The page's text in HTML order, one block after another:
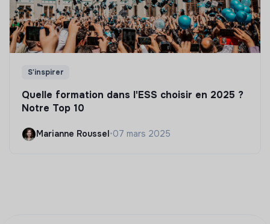
S'inspirer
Quelle formation dans l'ESS choisir en 2025 ?
Notre Top 10
Marianne Roussel •07 mars 2025